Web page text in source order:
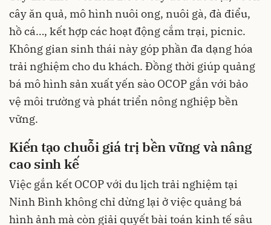
cây ăn quả, mô hình nuôi ong, nuôi gà, đà điểu,
hồ cá…, kết hợp các hoạt động cắm trại, picnic.
Không gian sinh thái này góp phần đa dạng hóa
trải nghiệm cho du khách. Đồng thời giúp quảng
bá mô hình sản xuất yến sào OCOP gắn với bảo
vệ môi trường và phát triển nông nghiệp bền
vững.
Kiến tạo chuỗi giá trị bền vững và nâng
cao sinh kế
Việc gắn kết OCOP với du lịch trải nghiệm tại
Ninh Bình không chỉ dừng lại ở việc quảng bá
hình ảnh mà còn giải quyết bài toán kinh tế sâu